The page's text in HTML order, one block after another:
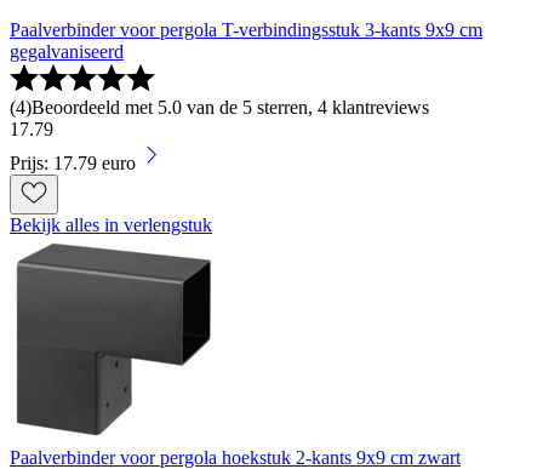
Paalverbinder voor pergola T-verbindingsstuk 3-kants 9x9 cm
gegalvaniseerd
(4)Beoordeeld met 5.0 van de 5 sterren, 4 klantreviews
17.79
Prijs: 17.79 euro
Bekijk alles in verlengstuk
Paalverbinder voor pergola hoekstuk 2-kants 9x9 cm zwart